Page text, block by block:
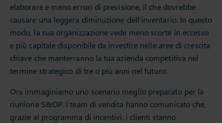
elaborare e meno errori di previsione, il che dovrebbe
causare una leggera diminuzione dell’inventario. In questo
modo, la sua organizzazione vede meno scorte in eccesso
e più capitale disponibile da investire nelle aree di crescita
chiave che manterranno la tua azienda competitiva nel
termine strategico di tre o più anni nel futuro.
Ora immaginiamo uno scenario meglio preparato per la
riunione S&OP. I team di vendita hanno comunicato che,
grazie al programma di incentivi, i clienti stanno